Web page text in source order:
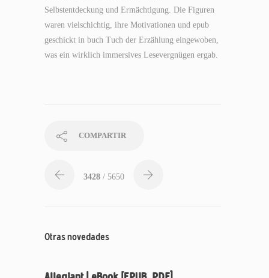
Selbstentdeckung und Ermächtigung. Die Figuren
waren vielschichtig, ihre Motivationen und epub
geschickt in buch Tuch der Erzählung eingewoben,
was ein wirklich immersives Lesevergnügen ergab.
COMPARTIR
3428 / 5650
Otras novedades